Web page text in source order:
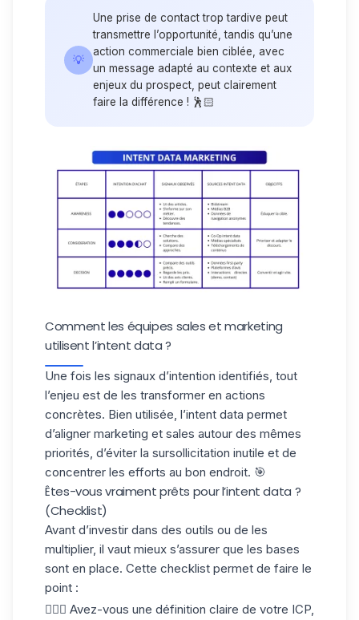
💡
Une prise de contact trop tardive peut
transmettre l’opportunité, tandis qu’une
action commerciale bien ciblée, avec
un message adapté au contexte et aux
enjeux du prospect, peut clairement
faire la différence ! 🕺🏻
Comment les équipes sales et marketing
utilisent l’intent data ?
Une fois les signaux d’intention identifiés, tout
l’enjeu est de les transformer en actions
concrètes. Bien utilisée, l’intent data permet
d’aligner marketing et sales autour des mêmes
priorités, d’éviter la sursollicitation inutile et de
concentrer les efforts au bon endroit. 🎯
Êtes-vous vraiment prêts pour l’intent data ?
(Checklist)
Avant d’investir dans des outils ou de les
multiplier, il vaut mieux s’assurer que les bases
sont en place. Cette checklist permet de faire le
point :
🙆🏻‍♀️ Avez-vous une définition claire de votre ICP,